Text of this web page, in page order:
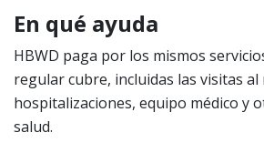
En qué ayuda
HBWD paga por los mismos
regular cubre, incluidas las visitas al
hospitalizaciones, equipo médico y
salud.